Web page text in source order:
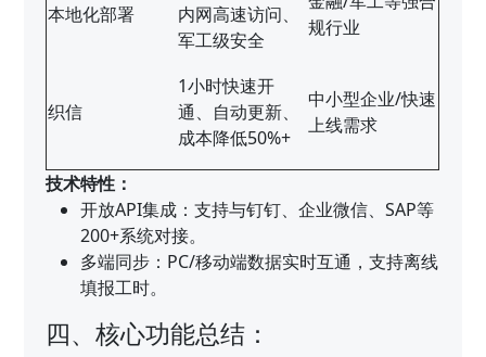
本地化部署
内网高速访问、
军工级安全
规行业
织信
1小时快速开
通、自动更新、
成本降低50%+
中小型企业/快速
上线需求
技术特性：
开放API集成：支持与钉钉、企业微信、SAP等
200+系统对接。
多端同步：PC/移动端数据实时互通，支持离线
填报工时。
四、核心功能总结：